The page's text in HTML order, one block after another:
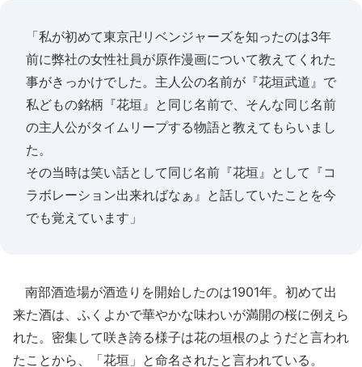
「私が初めて東京卍リベンジャーズを知ったのは3年
前に弊社の女性社員が原作漫画について教えてくれた
事がきっかけでした。主人公の名前が『花垣武道』で
私どもの銘柄『花垣』と同じ名前で、そんな同じ名前
の主人公がタイムリープする物語と教えてもらいまし
た。
その当時は笑い話として同じ名前『花垣』として『コ
ラボレーション出来ればなぁ』と話していたことを今
でも覚えています」
南部酒造場が酒造りを開始したのは1901年。初めて出
来た酒は、ふくよかで華やかな味わいが満開の桜に例えら
れた。密集して咲き誇る様子は花の垣根のようだと言われ
たことから、「花垣」と命名されたと言われている。